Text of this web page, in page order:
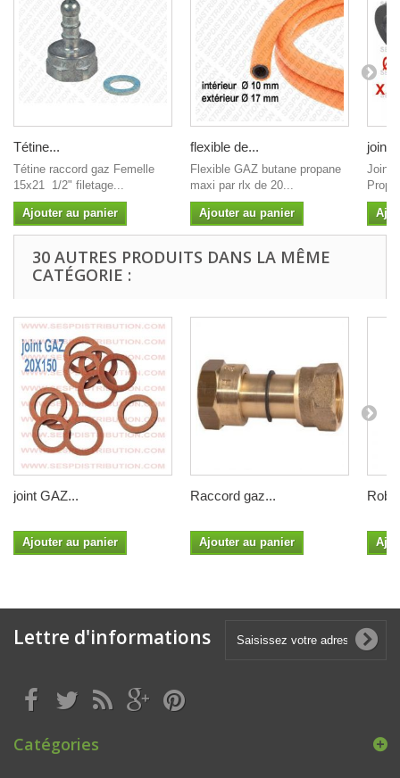
Tétine...
Tétine raccord gaz Femelle
15x21 1/2" filetage...
Ajouter au panier
flexible de...
Flexible GAZ butane propane
maxi par rlx de 20...
Ajouter au panier
joint
Joint
30 AUTRES PRODUITS DANS LA MÊME
CATÉGORIE :
joint GAZ...
Ajouter au panier
Raccord gaz...
Ajouter au panier
Lettre d'informations
Catégories